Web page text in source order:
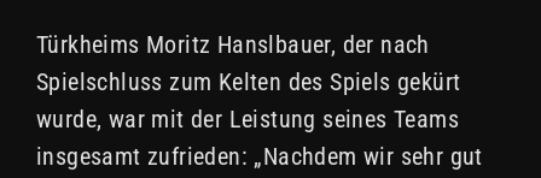
Türkheims Moritz Hanslbauer, der nach
Spielschluss zum Kelten des Spiels gekürt
wurde, war mit der Leistung seines Teams
insgesamt zufrieden: „Nachdem wir sehr gut